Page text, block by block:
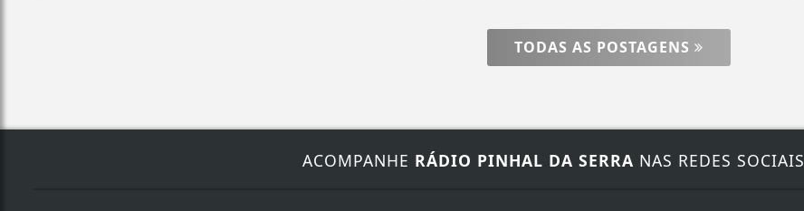
TODAS AS POSTAGENS
ACOMPANHE RÁDIO PINHAL DA SERRA NAS REDES SOCIAIS